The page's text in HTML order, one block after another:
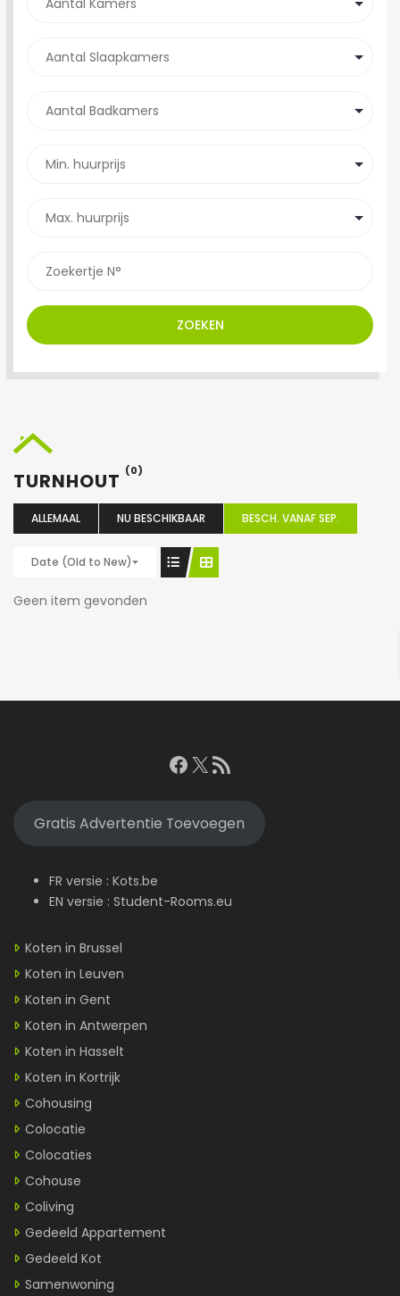
ZOEKEN
TURNHOUT (0)
ALLEMAAL NU BESCHIKBAAR BESCH. VANAF SEP.
Date (Old to New)
Geen item gevonden
Facebook
X RSS feed
Gratis Advertentie Toevoegen
FR versie : Kots.be
EN versie : Student-Rooms.eu
Koten in Brussel
Koten in Leuven
Koten in Gent
Koten in Antwerpen
Koten in Hasselt
Koten in Kortrijk
Cohousing
Colocatie
Colocaties
Cohouse
Coliving
Gedeeld Appartement
Gedeeld Kot
Samenwoning